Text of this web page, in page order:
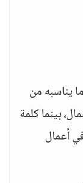
يناسبه من
بينما كلمة
أعمال